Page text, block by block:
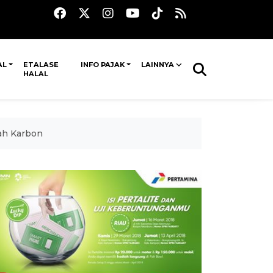
ETALASE
HALAL
INFO PAJAK LAINNYA
Karbon